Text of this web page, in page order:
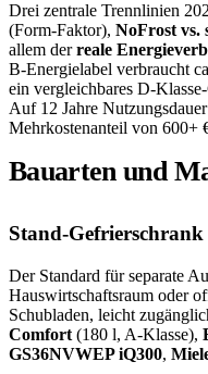
Drei zentrale Trennlinien
(Form-Faktor), NoFrost vs.
allem derreale
B-Energielabel verbraucht
ein vergleichbares D-
Auf 12 Jahre
Mehrkostenanteil von 600+
Bauarten und
Stand-Gefrierschrank
Der Standard für separate
Hauswirtschaftsraum oder
Schubladen, leicht
Comfort (180 l, A-Klasse),
GS36NVWEP iQ300,